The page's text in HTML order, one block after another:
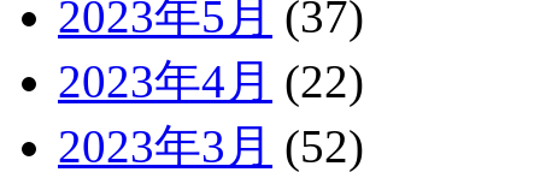
2023年5月 (37)
2023年4月 (22)
2023年3月 (52)